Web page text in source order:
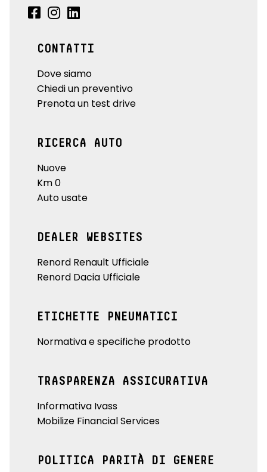
CONTATTI
Dove siamo
Chiedi un preventivo
Prenota un test drive
RICERCA AUTO
Nuove
Km 0
Auto usate
DEALER WEBSITES
Renord Renault Ufficiale
Renord Dacia Ufficiale
ETICHETTE PNEUMATICI
Normativa e specifiche prodotto
TRASPARENZA ASSICURATIVA
Informativa Ivass
Mobilize Financial Services
POLITICA PARITÀ DI GENERE